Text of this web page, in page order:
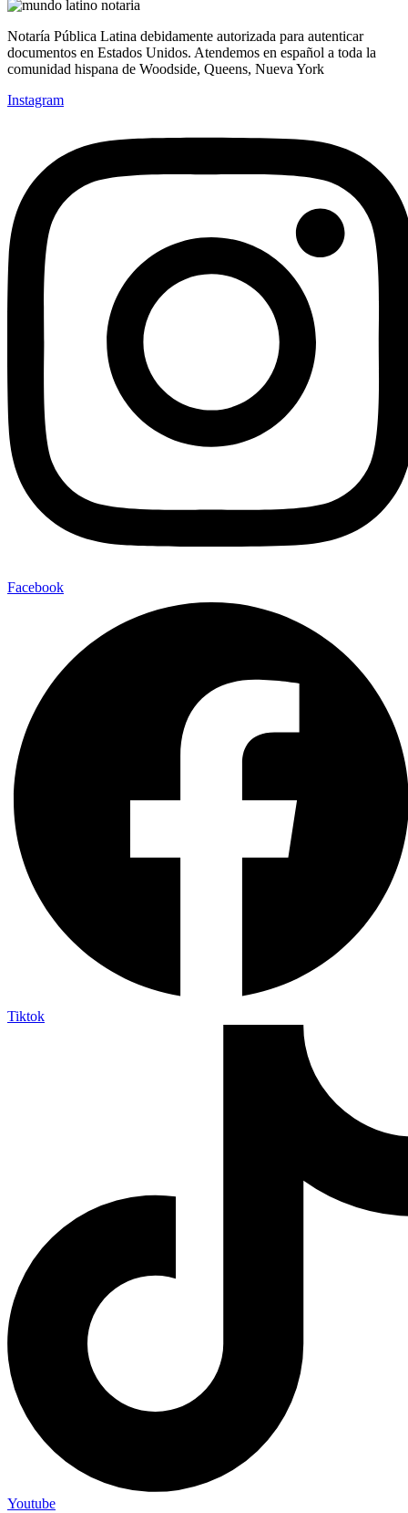
Notaría Pública Latina debidamente autorizada para autenticar
documentos en Estados Unidos. Atendemos en español a toda la
comunidad hispana de Woodside, Queens, Nueva York
Instagram
Facebook
Tiktok
Youtube